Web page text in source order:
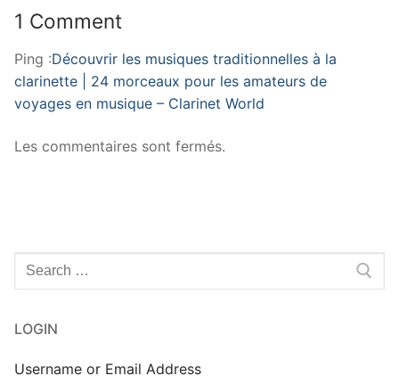
1 Comment
Ping :Découvrir les musiques traditionnelles à la
clarinette | 24 morceaux pour les amateurs de
voyages en musique – Clarinet World
Les commentaires sont fermés.
Rechercher
:
LOGIN
Username or Email Address